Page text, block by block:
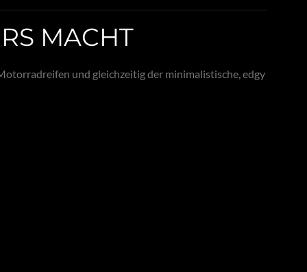
MACHT
und gleichzeitig der minimalistische, edgy